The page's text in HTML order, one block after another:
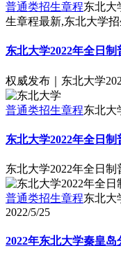
普通类招生章程东北大
生章程最新,东北大学
东北大学2022年全日
权威发布｜东北大学
普通类招生章程东北大
东北大学2022年全日
东北大学2022年全日
普通类招生章程东北大
2022/5/25
2022年东北大学秦皇岛